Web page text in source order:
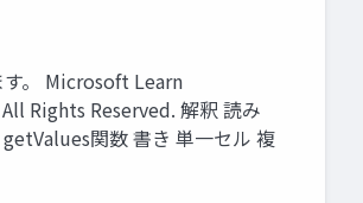
。 Microsoft Learn
Rights Reserved. 解釈 読み
関数 書き 単一セル 複